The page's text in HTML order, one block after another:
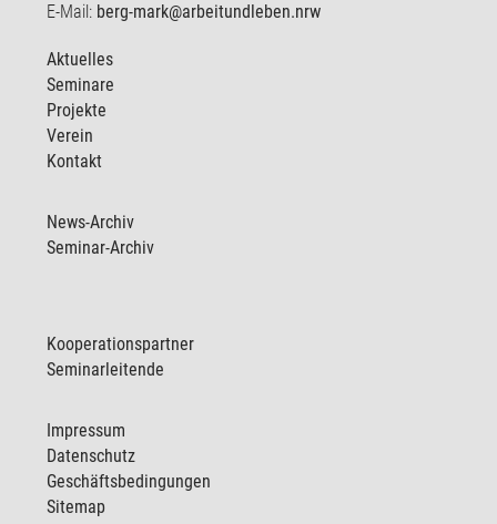
E-Mail: berg-mark@arbeitundleben.nrw
Aktuelles
Seminare
Projekte
Verein
Kontakt
News-Archiv
Seminar-Archiv
Kooperationspartner
Seminarleitende
Impressum
Datenschutz
Geschäftsbedingungen
Sitemap